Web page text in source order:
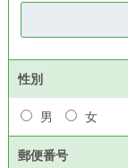
性別
男 女
郵便番号